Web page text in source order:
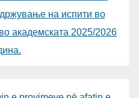
на испити во
академската 2025/2026